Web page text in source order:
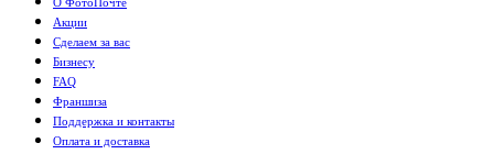
Акции
Сделаем за вас
Бизнесу
FAQ
Франшиза
Поддержка и контакты
Оплата и доставка